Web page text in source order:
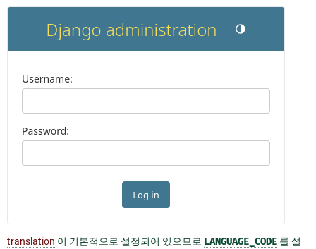
translation 이 기본적으로 설정되어 있으므로 LANGUAGE_CODE 를 설